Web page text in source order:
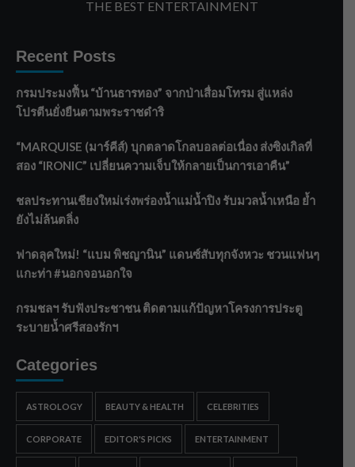
THE BEST ENTERTAINMENT
Recent Posts
กรมประมงฟื้น “บ้านธารทอง” จากป่าเสื่อมโทรม สู่แหล่ง
โปรตีนยั่งยืนตามพระราชดำริ
“MARQUISE (มาร์คีส์) บุกตลาดโกลบอลต่อเนื่อง ส่งซิงเกิลที่
สอง “IRONIC” เปลี่ยนความเจ็บให้กลายเป็นการเอาคืน”
ชลประทานเชียงใหม่เร่งพร่องน้ำแม่น้ำปิง รับมวลน้ำเหนือ ย้ำ
ยังไม่ล้นตลิ่ง
ฟาดลุคใหม่! “แบม พิชญานิน” แดนซ์สับทุกจังหวะ ชวนแฟนๆ
แกะท่า #นอกจอนอกใจ
กรมชลฯ รับฟังประชาชน ติดตามแก้ปัญหาโครงการประตู
ระบายน้ำศรีสองรักฯ
Categories
ASTROLOGY BEAUTY & HEALTH CELEBRITIES
CORPORATE EDITOR'S PICKS ENTERTAINMENT